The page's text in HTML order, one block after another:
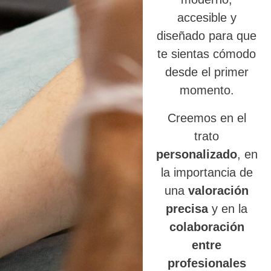
accesible y
diseñado para que
te sientas cómodo
desde el primer
momento.
Creemos en el
trato
personalizado, en
la importancia de
unavaloración
precisay en la
colaboración
entre
profesionales